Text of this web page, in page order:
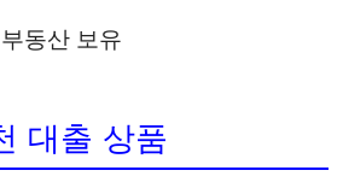
동산 보유
대출 상품